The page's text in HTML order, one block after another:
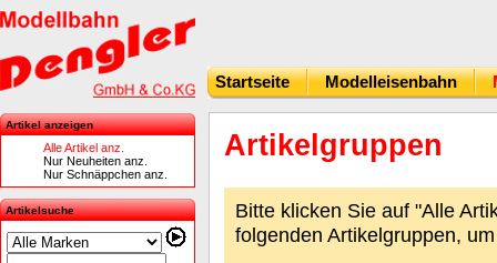
Startseite Modelleisenbahn
Artikel anzeigen
Alle Artikel anz.
Nur Neuheiten anz.
Nur Schnäppchen anz.
Artikelsuche
Artikelgruppen
Bitte klicken Sie auf "Alle
folgenden Artikelgruppen,